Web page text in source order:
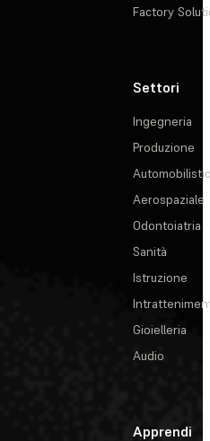
Factory
Settori
Ingegneria
Produzione
Aerospaziale
Odontoiatria
Sanità
Istruzione
Gioielleria
Audio
Apprendi